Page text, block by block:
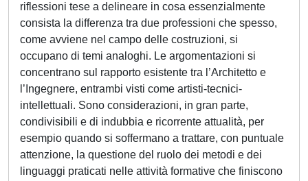
riflessioni tese a delineare in cosa essenzialmente
consista la differenza tra due professioni che spesso,
come avviene nel campo delle costruzioni, si
occupano di temi analoghi. Le argomentazioni si
concentrano sul rapporto esistente tra l’Architetto e
l’Ingegnere, entrambi visti come artisti-tecnici-
intellettuali. Sono considerazioni, in gran parte,
condivisibili e di indubbia e ricorrente attualità, per
esempio quando si soffermano a trattare, con puntuale
attenzione, la questione del ruolo dei metodi e dei
linguaggi praticati nelle attività formative che finiscono